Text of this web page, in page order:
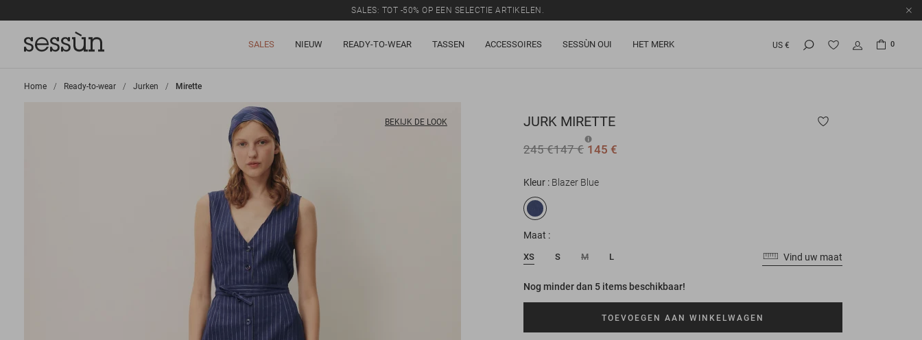
SALES: TOT -50% OP EEN SELECTIE ARTIKELEN.
SALES NIEUW READY-TO-WEAR TASSEN ACCESSOIRES SESSÙN OUI HET MERK US € 0
Home >
Ready-to-wear >
Jurken >
Mirette
BEKIJK DE LOOK JURK MIRETTE
245 €147 € 145 €
Kleur Blazer Blue
Maat
XS S M L Vind uw maat
Nog minder dan 5 items beschikbaar!
TOEVOEGEN AAN WINKELWAGEN